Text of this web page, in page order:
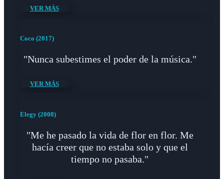
VER MÁS
Coco (2017)
"Nunca subestimes el poder de la música."
VER MÁS
Elegy (2008)
"Me he pasado la vida de flor en flor. Me
hacía creer que no estaba solo y que el
tiempo no pasaba."